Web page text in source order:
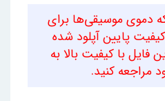
دموی موسیقی‌ها برای
پایین آپلود شده
فایل با کیفیت بالا به
مراجعه کنید.